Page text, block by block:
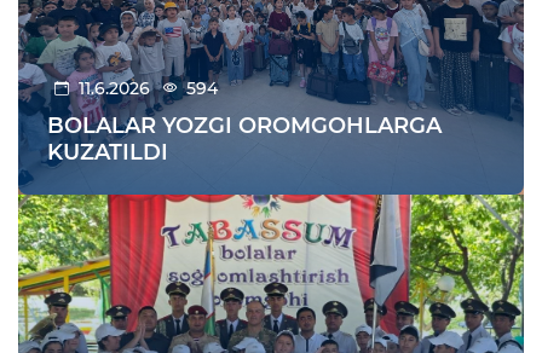
11.6.2026 594
BOLALAR YOZGI OROMGOHLARGA
KUZATILDI